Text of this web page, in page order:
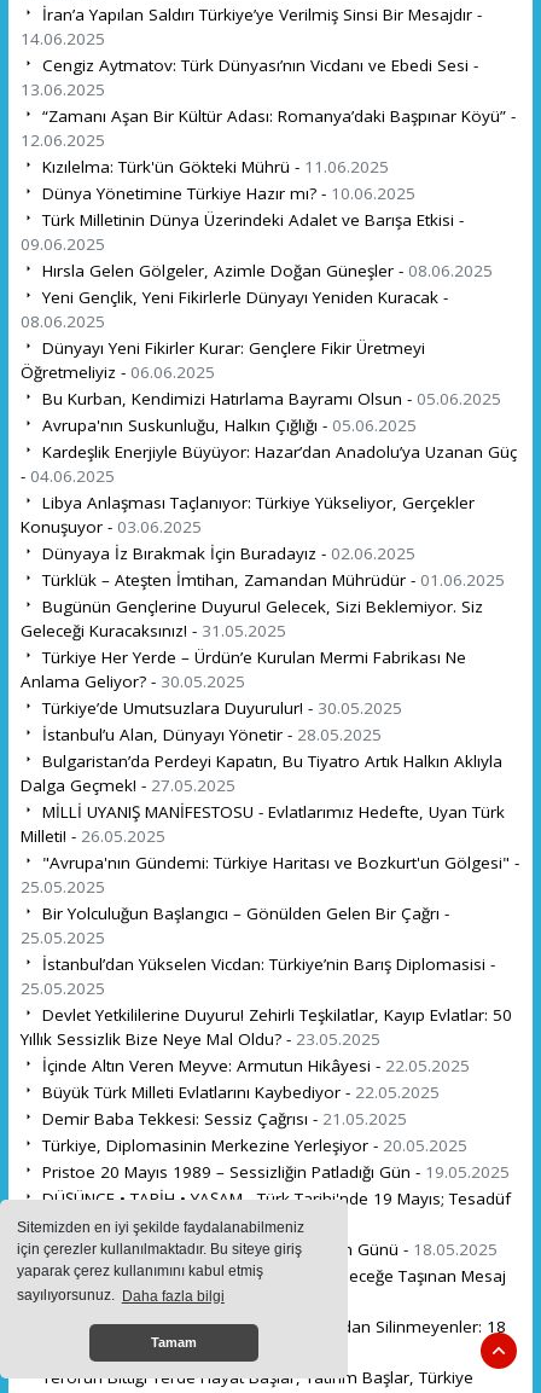
Sitemizden en iyi şekilde faydalanabilmeniz
için çerezler kullanılmaktadır. Bu siteye giriş
yaparak çerez kullanımını kabul etmiş
sayılıyorsunuz. Daha fazla bilgi
Tamam
İran’a Yapılan Saldırı Türkiye’ye Verilmiş Sinsi Bir Mesajdır -
14.06.2025
Cengiz Aytmatov: Türk Dünyası’nın Vicdanı ve Ebedi Sesi -
13.06.2025
“Zamanı Aşan Bir Kültür Adası: Romanya’daki Başpınar Köyü” -
12.06.2025
Kızılelma: Türk'ün Gökteki Mührü - 11.06.2025
Dünya Yönetimine Türkiye Hazır mı? - 10.06.2025
Türk Milletinin Dünya Üzerindeki Adalet ve Barışa Etkisi -
09.06.2025
Hırsla Gelen Gölgeler, Azimle Doğan Güneşler - 08.06.2025
Yeni Gençlik, Yeni Fikirlerle Dünyayı Yeniden Kuracak -
08.06.2025
Dünyayı Yeni Fikirler Kurar: Gençlere Fikir Üretmeyi
Öğretmeliyiz - 06.06.2025
Bu Kurban, Kendimizi Hatırlama Bayramı Olsun - 05.06.2025
Avrupa'nın Suskunluğu, Halkın Çığlığı - 05.06.2025
Kardeşlik Enerjiyle Büyüyor: Hazar’dan Anadolu’ya Uzanan Güç
- 04.06.2025
Libya Anlaşması Taçlanıyor: Türkiye Yükseliyor, Gerçekler
Konuşuyor - 03.06.2025
Dünyaya İz Bırakmak İçin Buradayız - 02.06.2025
Türklük – Ateşten İmtihan, Zamandan Mührüdür - 01.06.2025
Bugünün Gençlerine Duyuru! Gelecek, Sizi Beklemiyor. Siz
Geleceği Kuracaksınız! - 31.05.2025
Türkiye Her Yerde – Ürdün’e Kurulan Mermi Fabrikası Ne
Anlama Geliyor? - 30.05.2025
Türkiye’de Umutsuzlara Duyurulur! - 30.05.2025
İstanbul’u Alan, Dünyayı Yönetir - 28.05.2025
Bulgaristan’da Perdeyi Kapatın, Bu Tiyatro Artık Halkın Aklıyla
Dalga Geçmek! - 27.05.2025
MİLLİ UYANIŞ MANİFESTOSU - Evlatlarımız Hedefte, Uyan Türk
Milleti! - 26.05.2025
"Avrupa'nın Gündemi: Türkiye Haritası ve Bozkurt'un Gölgesi" -
25.05.2025
Bir Yolculuğun Başlangıcı – Gönülden Gelen Bir Çağrı -
25.05.2025
İstanbul’dan Yükselen Vicdan: Türkiye’nin Barış Diplomasisi -
25.05.2025
Devlet Yetkililerine Duyuru! Zehirli Teşkilatlar, Kayıp Evlatlar: 50
Yıllık Sessizlik Bize Neye Mal Oldu? - 23.05.2025
İçinde Altın Veren Meyve: Armutun Hikâyesi - 22.05.2025
Büyük Türk Milleti Evlatlarını Kaybediyor - 22.05.2025
Demir Baba Tekkesi: Sessiz Çağrısı - 21.05.2025
Türkiye, Diplomasinin Merkezine Yerleşiyor - 20.05.2025
Pristoe 20 Mayıs 1989 – Sessizliğin Patladığı Gün - 19.05.2025
DÜŞÜNCE • TARİH • YAŞAM - Türk Tarihi'nde 19 Mayıs; Tesadüf
mü Alınyazısı mı? -19.05.2025
19 Mayıs: Gençliğe Emanet Edilen Dirilişin Günü - 18.05.2025
19 Mayıs: Hafızası Silinen Direniş mi, Geleceğe Taşınan Mesaj
mı? -18.05.2025
Bir Haritadan Silinenler Değil, Bir Vicdandan Silinmeyenler: 18
18.05.2025
Terörün Bittiği Yerde Hayat Başlar, Yatırım Başlar, Türkiye